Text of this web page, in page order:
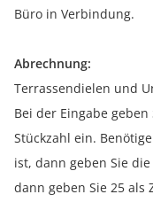
Büro in Verbindung.
Abrechnung:
Terrassendielen und
Bei der Eingabe
Stückzahl ein.
ist, dann geben Sie
dann geben Sie 25 als